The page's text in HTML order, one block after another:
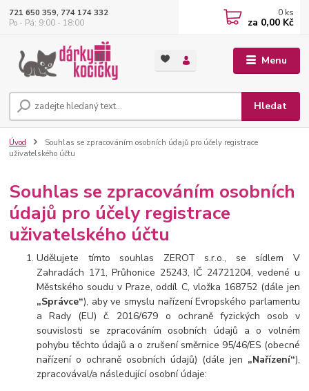
Menu
Hledat
721 650 359, 774 174 332
Po - Pá: 9:00 - 18:00
0 ks
za 0,00 Kč
Úvod
Souhlas se zpracováním osobních údajů pro účely registrace
uživatelského účtu
Souhlas se zpracováním osobních
údajů pro účely registrace
uživatelského účtu
Udělujete tímto souhlas ZEROT s.r.o., se sídlem V
Zahradách 171, Průhonice 25243, IČ 24721204, vedené u
Městského soudu v Praze, oddíl C, vložka 168752 (dále jen
„Správce“), aby ve smyslu nařízení Evropského parlamentu
a Rady (EU) č. 2016/679 o ochraně fyzických osob v
souvislosti se zpracováním osobních údajů a o volném
pohybu těchto údajů a o zrušení směrnice 95/46/ES (obecné
nařízení o ochraně osobních údajů) (dále jen „Nařízení“),
zpracovával/a následující osobní údaje: